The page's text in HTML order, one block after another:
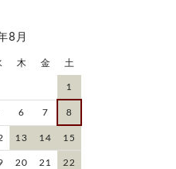
8月
木 金 土
1
6 7 8
13 14 15
20 21 22